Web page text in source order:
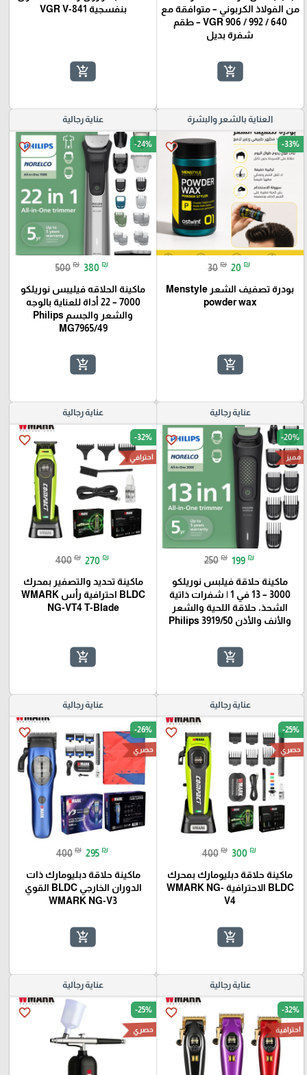
من الفولاذ الكربوني – متوافقة مع
VGR 906 / 992 / 640 – طقم
شفرة بديل
add_shopping_cart
بنفسجية VGR V-841
add_shopping_cart
العناية بالشعر والبشرة
favorite_border -33%
30 ₪ 20 ₪
بودرة تصفيف الشعر Menstyle
powder wax
add_shopping_cart
عناية رجالية
favorite_border -24%
500 ₪ 380 ₪
ماكينة الحلاقه فيليبس نوريلكو
7000 – 22 أداة للعناية بالوجه
والشعر والجسم Philips
MG7965/49
add_shopping_cart
عناية رجالية
favorite_border -20%
مميز
250 ₪ 199 ₪
ماكينة حلاقة فيلبس نوريلكو
3000 – 13 في 1 | شفرات ذاتية
الشحذ، حلاقة اللحية والشعر
والأنف والأذن Philips 3919/50
add_shopping_cart
عناية رجالية
favorite_border -32%
احترافي
400 ₪ 270 ₪
ماكينة تحديد والتصفير بمحرك
BLDC احترافية رأس WMARK
NG-VT4 T-Blade
add_shopping_cart
عناية رجالية
favorite_border -25%
حصري
400 ₪ 300 ₪
ماكينة حلاقة دبليومارك بمحرك
BLDC الاحترافية WMARK NG-
V4
add_shopping_cart
عناية رجالية
favorite_border -26%
حصري
400 ₪ 295 ₪
ماكينة حلاقة دبليومارك ذات
الدوران الخارجي BLDC القوي
WMARK NG-V3
add_shopping_cart
عناية رجالية
favorite_border -32%
احترافية
عناية رجالية
favorite_border -25%
حصري